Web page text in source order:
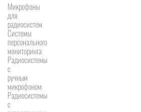
Микрофоны
для
радиосистем
Системы
персонального
мониторинга
Радиосистемы
c
ручным
микрофоном
Радиосистемы
с